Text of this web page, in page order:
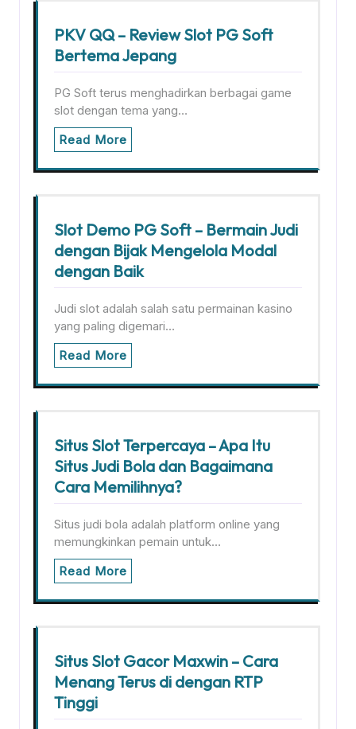
PKV QQ – Review Slot PG Soft
Bertema Jepang
PG Soft terus menghadirkan berbagai game
slot dengan tema yang…
Read More
Slot Demo PG Soft – Bermain Judi
dengan Bijak Mengelola Modal
dengan Baik
Judi slot adalah salah satu permainan kasino
yang paling digemari…
Read More
Situs Slot Terpercaya – Apa Itu
Situs Judi Bola dan Bagaimana
Cara Memilihnya?
Situs judi bola adalah platform online yang
memungkinkan pemain untuk…
Read More
Situs Slot Gacor Maxwin – Cara
Menang Terus di dengan RTP
Tinggi